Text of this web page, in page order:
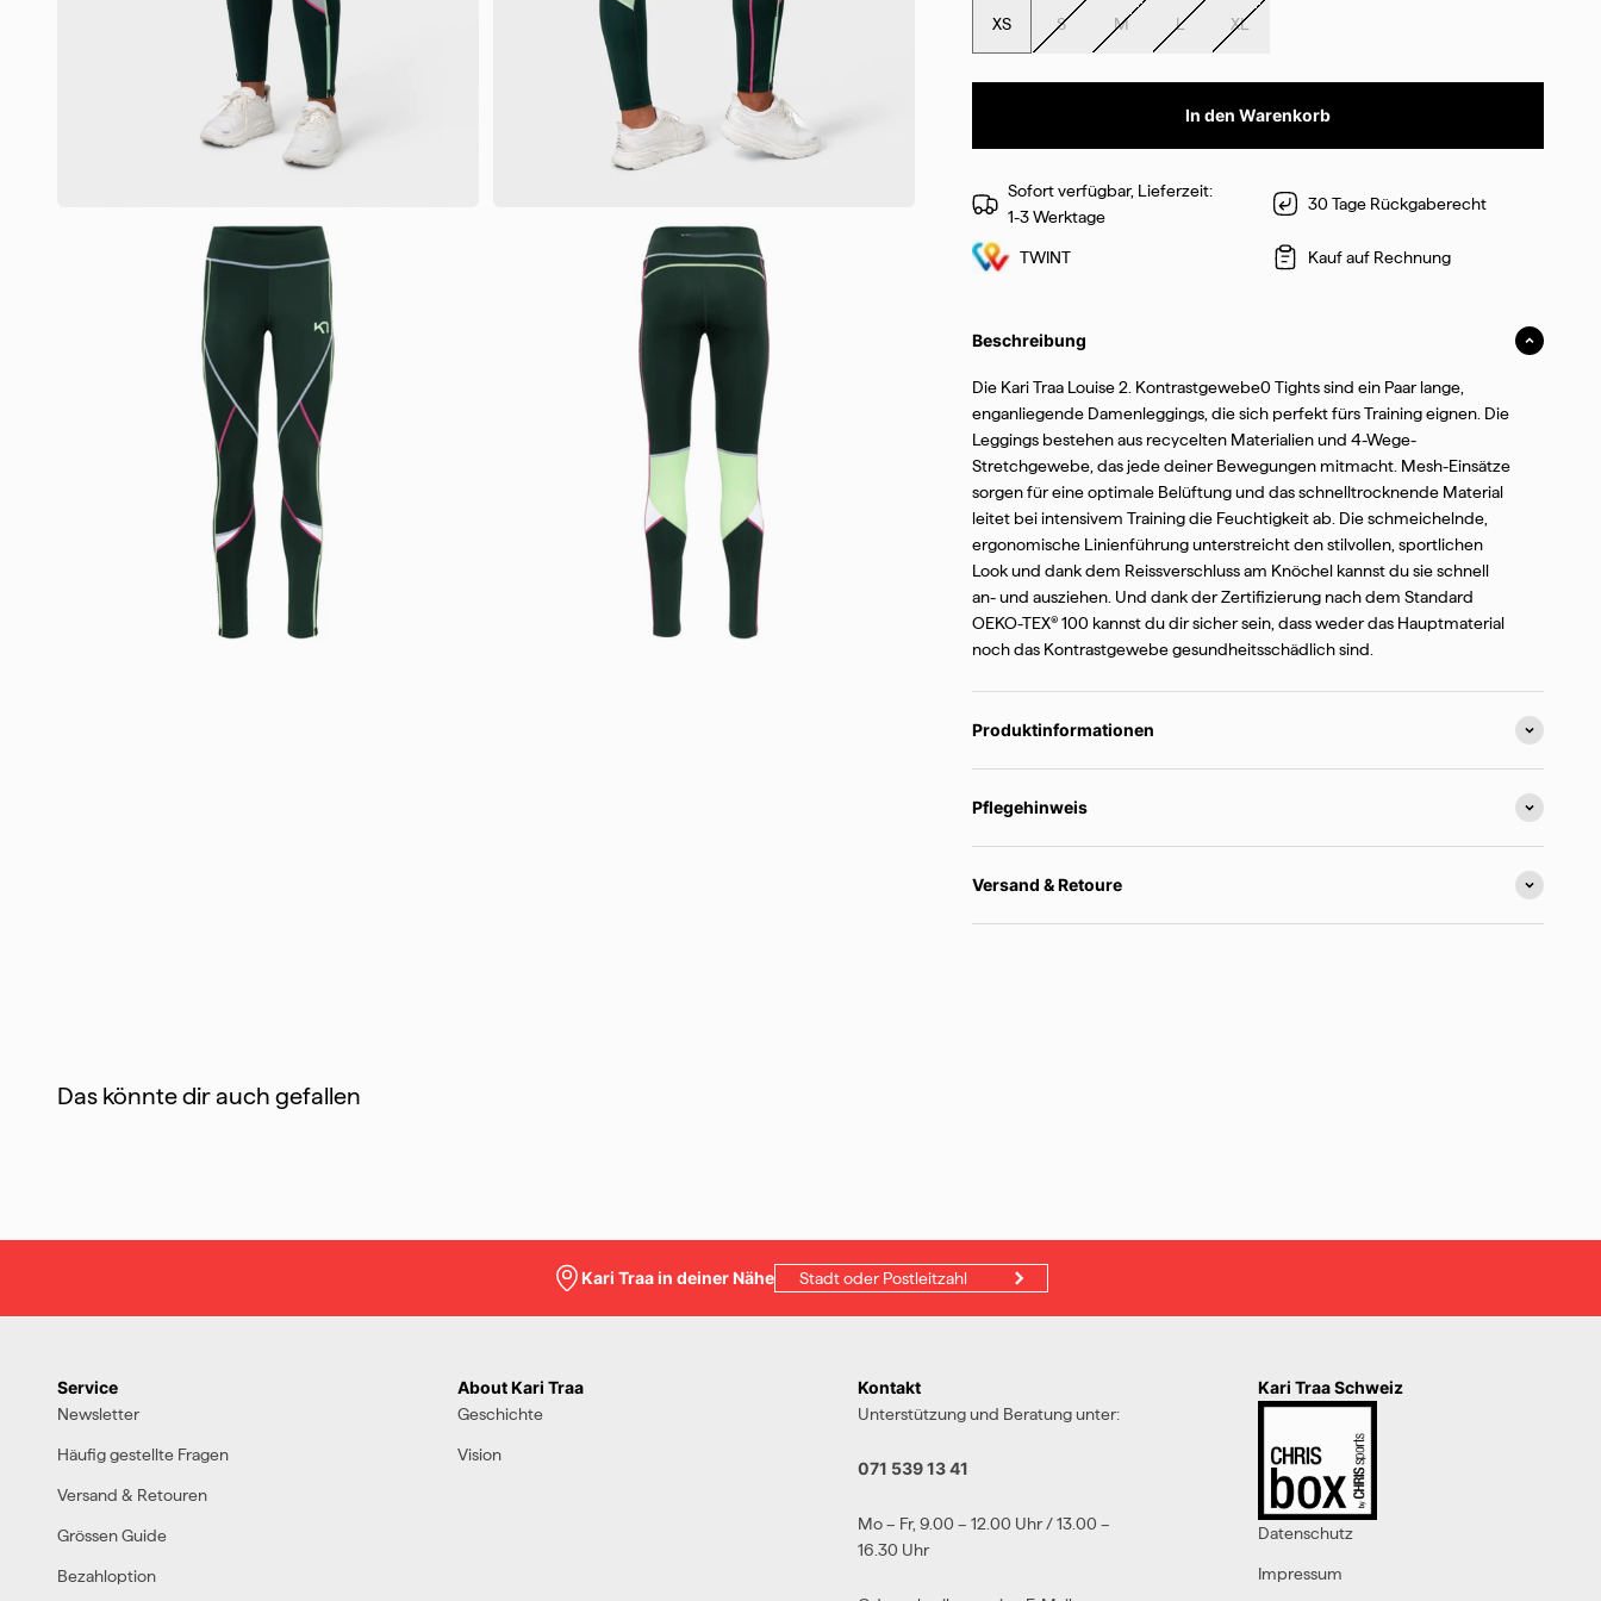
XS S M L XL
In den Warenkorb
Sofort verfügbar, Lieferzeit:
1-3 Werktage
30 Tage Rückgaberecht
TWINT Kauf auf Rechnung
Beschreibung
Die Kari Traa Louise 2. Kontrastgewebe0 Tights sind ein Paar lange,
enganliegende Damenleggings, die sich perfekt fürs Training eignen. Die
Leggings bestehen aus recycelten Materialien und 4-Wege-
Stretchgewebe, das jede deiner Bewegungen mitmacht. Mesh-Einsätze
sorgen für eine optimale Belüftung und das schnelltrocknende Material
leitet bei intensivem Training die Feuchtigkeit ab. Die schmeichelnde,
ergonomische Linienführung unterstreicht den stilvollen, sportlichen
Look und dank dem Reissverschluss am Knöchel kannst du sie schnell
an- und ausziehen. Und dank der Zertifizierung nach dem Standard
OEKO-TEX® 100 kannst du dir sicher sein, dass weder das Hauptmaterial
noch das Kontrastgewebe gesundheitsschädlich sind.
Produktinformationen
Pflegehinweis
Versand & Retoure
Das könnte dir auch gefallen
Kari Traa in deiner Nähe
Service
Newsletter
Häufig gestellte Fragen
Versand & Retouren
Grössen Guide
Bezahloption
About Kari Traa
Geschichte
Vision
Kontakt
Unterstützung und Beratung unter:
071 539 13 41
Mo – Fr, 9.00 – 12.00 Uhr / 13.00 –
16.30 Uhr
Kari Traa Schweiz
Datenschutz
Impressum
Sichere dir jetzt 15% Rabatt!
Melde dich zu unserem Newsletter an und erhalte
15% Rabatt
auf deine erste Bestellung sowie Infos
über Produktneuheiten und tolle Angebote vonKari
Vorname